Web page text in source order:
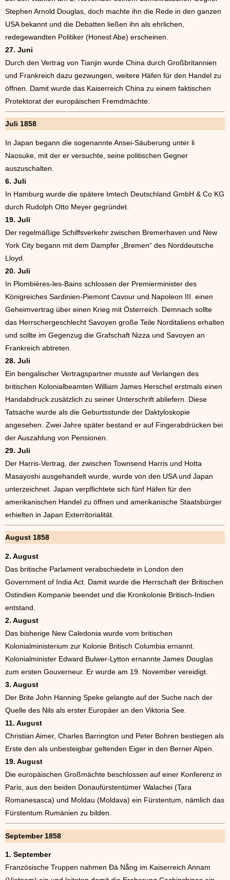
Stephen Arnold Douglas, doch machte ihn die Rede in den ganzen
USA bekannt und die Debatten ließen ihn als ehrlichen,
redegewandten Politiker (Honest Abe) erscheinen.
27. Juni
Durch den Vertrag von Tianjin wurde China durch Großbritannien
und Frankreich dazu gezwungen, weitere Häfen für den Handel zu
öffnen. Damit wurde das Kaiserreich China zu einem faktischen
Protektorat der europäischen Fremdmächte.
Juli 1858
In Japan begann die sogenannte Ansei-Säuberung unter li
Naosuke, mit der er versuchte, seine politischen Gegner
auszuschalten.
6. Juli
In Hamburg wurde die spätere Imtech Deutschland GmbH & Co KG
durch Rudolph Otto Meyer gegründet.
19. Juli
Der regelmäßige Schiffsverkehr zwischen Bremerhaven und New
York City begann mit dem Dampfer „Bremen“ des Norddeutsche
Lloyd.
20. Juli
In Plombières-les-Bains schlossen der Premierminister des
Königreiches Sardinien-Piemont Cavour und Napoleon III. einen
Geheimvertrag über einen Krieg mit Österreich. Demnach sollte
das Herrschergeschlecht Savoyen große Teile Norditaliens erhalten
und sollte im Gegenzug die Grafschaft Nizza und Savoyen an
Frankreich abtreten.
28. Juli
Ein bengalischer Vertragspartner musste auf Verlangen des
britischen Kolonialbeamten William James Herschel erstmals einen
Handabdruck zusätzlich zu seiner Unterschrift abliefern. Diese
Tatsache wurde als die Geburtsstunde der Daktyloskopie
angesehen. Zwei Jahre später bestand er auf Fingerabdrücken bei
der Auszahlung von Pensionen.
29. Juli
Der Harris-Vertrag, der zwischen Townsend Harris und Hotta
Masayoshi ausgehandelt wurde, wurde von den USA und Japan
unterzeichnet. Japan verpflichtete sich fünf Häfen für den
amerikanischen Handel zu öffnen und amerikanische Staatsbürger
erhielten in Japan Exterritorialität.
August 1858
2. August
Das britische Parlament verabschiedete in London den
Government of India Act. Damit wurde die Herrschaft der Britischen
Ostindien Kompanie beendet und die Kronkolonie Britisch-Indien
entstand.
2. August
Das bisherige New Caledonia wurde vom britischen
Kolonialministerium zur Kolonie Britisch Columbia ernannt.
Kolonialminister Edward Bulwer-Lytton ernannte James Douglas
zum ersten Gouverneur. Er wurde am 19. November vereidigt.
3. August
Der Brite John Hanning Speke gelangte auf der Suche nach der
Quelle des Nils als erster Europäer an den Viktoria See.
11. August
Christian Aimer, Charles Barrington und Peter Bohren bestiegen als
Erste den als unbesteigbar geltenden Eiger in den Berner Alpen.
19. August
Die europäischen Großmächte beschlossen auf einer Konferenz in
Paris, aus den beiden Donaufürstentümer Walachei (Tara
Romanesasca) und Moldau (Moldava) ein Fürstentum, nämlich das
Fürstentum Rumänien zu bilden.
September 1858
1. September
Französische Truppen nahmen Đà Nẵng im Kaiserreich Annam